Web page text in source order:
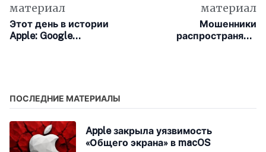
материал
Этот день в истории
Apple: Google
материал
Мошенники
распространяют
ПОСЛЕДНИЕ МАТЕРИАЛЫ
Apple закрыла уязвимость
«Общего экрана» в macOS